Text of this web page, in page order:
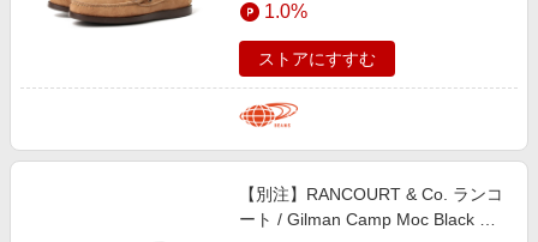
1.0%
ストアにすすむ
【別注】RANCOURT & Co. ランコ
ート / Gilman Camp Moc Black シ